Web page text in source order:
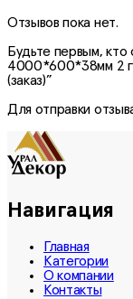
Отзывов пока нет.
Будьте первым,
4000*600*38мм 2
(заказ)”
Для отправки
Навигация
Главная
Категории
О компании
Контакты